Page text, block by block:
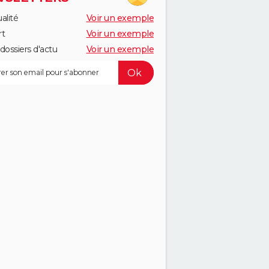
Voir un exemple
Voir un exemple
d'actu
Voir un exemple